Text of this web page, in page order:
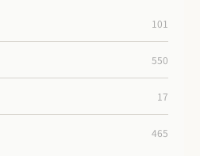
101
550
17
465